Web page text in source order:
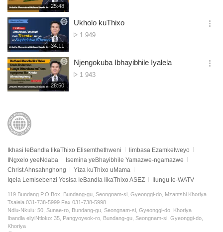
재
생
시
간
25:48
기
재
생
시
간
34:11
Ukholo kuThixo
Ibonwe
1 949
옵
기
재
생
28:50
Njengokuba Ibhayibhile Iyalela
Ibonwe
1 943
옵
Ikhasi leBandla likaThixo Elisemthethweni
Iimbasa Ezamkelweyo
INgxelo yeeNdaba
Isemina yeBhayibhile Yamazwe-ngamazwe
Christ Ahnsahnghong
Yiza kuThixo uMama
Iqela Lemisebenzi Yesisa IeBandla IikaThixo ASEZ
Ilungu Ie-WATV
119 Bundang P.O.Box, Bundang-gu, Seongnam-si, Gyeonggi-do, Mzantshi Khoriya
Tsalela 031-738-5999 Fax 031-738-5998
Ndlu-Nkulu: 50, Sunae-ro, Bundang-gu, Seongnam-si, Gyeonggi-do, Khoriya
Ibandla eliyiNtloko: 35, Pangyoyeok-ro, Bundang-gu, Seongnam-si, Gyeonggi-do,
Khoriya